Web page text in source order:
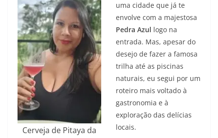
Cerveja de Pitaya da
uma cidade que já te
envolve com a majestosa
Pedra Azul logo na
entrada. Mas, apesar do
desejo de fazer a famosa
trilha até as piscinas
naturais, eu segui por um
roteiro mais voltado à
gastronomia e à
exploração das delícias
locais.